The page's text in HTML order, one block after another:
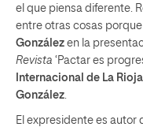
el que piensa diferente.
entre otras cosas
González en la
Revista ‘Pactar es
Internacional de La Rioja
González
El expresidente es